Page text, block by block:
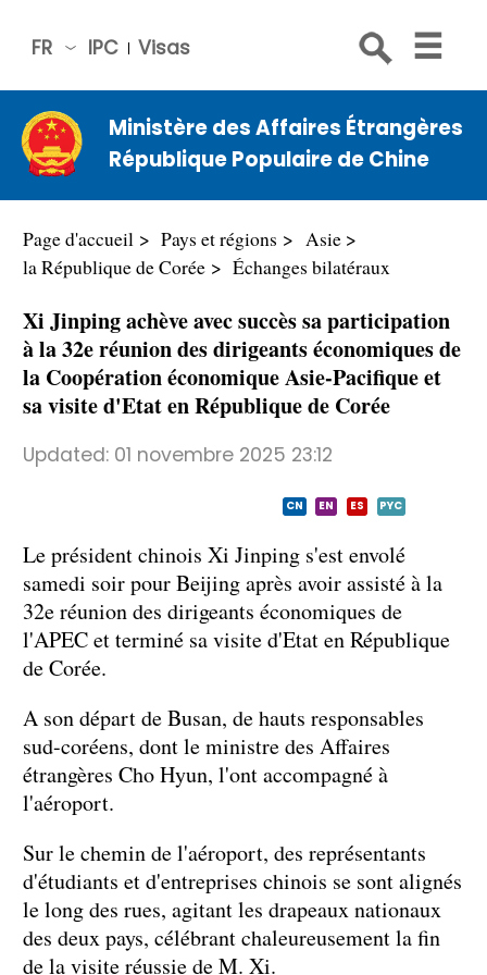
IPC Visas
FR
中文
Engli
sh
Русс
Espa
عربي
Ministère des Affaires Étrangères
République Populaire de Chine
Page d'accueil Pays et régions
Asie
la République de Corée
Échanges bilatéraux
Xi Jinping achève avec succès sa participation
à la 32e réunion des dirigeants économiques de
la Coopération économique Asie-Pacifique et
sa visite d'Etat en République de Corée
Updated: 01 novembre 2025 23:12
CN EN ES PYC
Le président chinois Xi Jinping s'est envolé
samedi soir pour Beijing après avoir assisté à la
32e réunion des dirigeants économiques de
l'APEC et terminé sa visite d'Etat en République
de Corée.
A son départ de Busan, de hauts responsables
sud-coréens, dont le ministre des Affaires
étrangères Cho Hyun, l'ont accompagné à
l'aéroport.
Sur le chemin de l'aéroport, des représentants
d'étudiants et d'entreprises chinois se sont alignés
le long des rues, agitant les drapeaux nationaux
des deux pays, célébrant chaleureusement la fin
de la visite réussie de M. Xi.